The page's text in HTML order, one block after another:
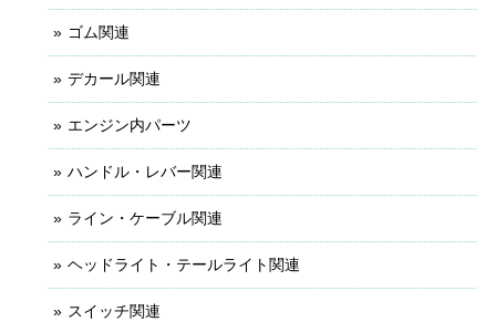
ゴム関連
デカール関連
エンジン内パーツ
ハンドル・レバー関連
ライン・ケーブル関連
ヘッドライト・テールライト関連
スイッチ関連